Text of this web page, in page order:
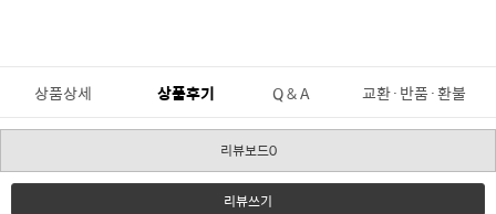
상품상세 상품후기 Q & A 교환·반품·환불
리뷰보드0
리뷰쓰기